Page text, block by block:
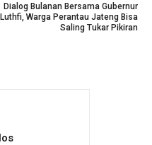
Dialog Bulanan Bersama Gubernur
Luthfi, Warga Perantau Jateng Bisa
Saling Tukar Pikiran